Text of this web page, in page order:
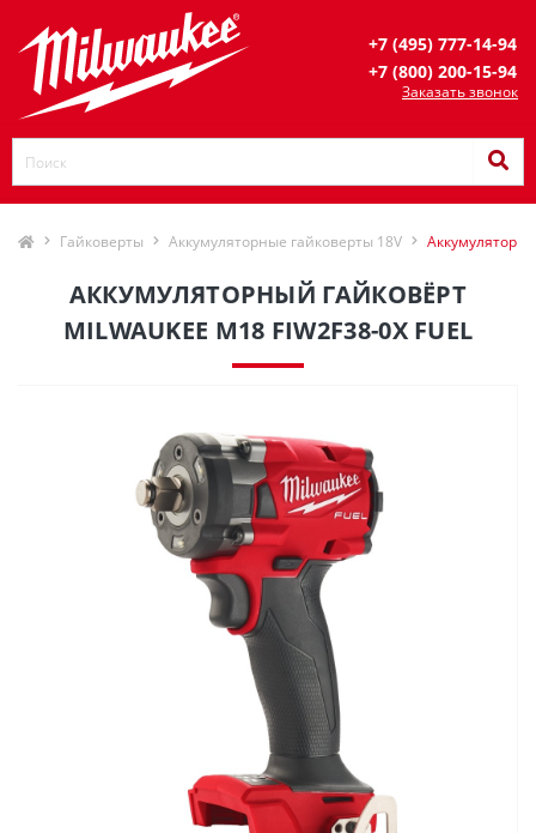
+7 (495) 777-14-94
+7 (800) 200-15-94
Заказать звонок
Гайковерты Аккумуляторные гайковерты 18V
АККУМУЛЯТОРНЫЙ ГАЙКОВЁРТ
MILWAUKEE M18 FIW2F38-0X FUEL